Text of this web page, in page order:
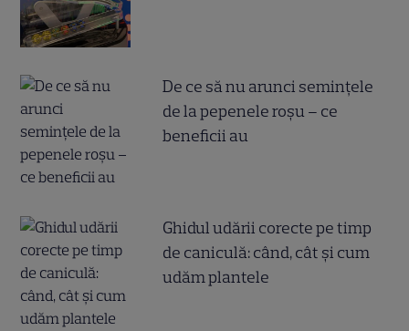
De ce să nu arunci semințele
de la pepenele roșu – ce
beneficii au
Ghidul udării corecte pe timp
de caniculă: când, cât şi cum
udăm plantele